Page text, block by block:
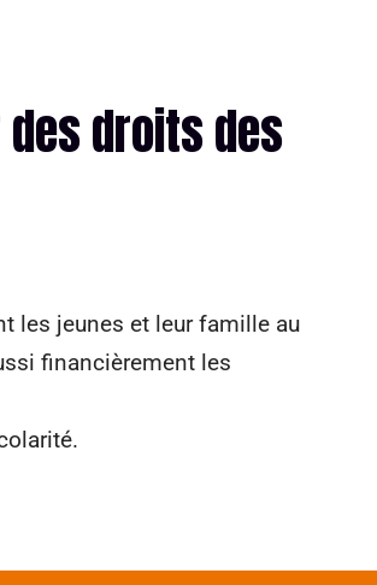
des droits des
les jeunes et leur famille au
financièrement les